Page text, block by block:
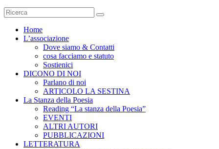
Home
L’associazione
Dove siamo & Contatti
cosa facciamo e statuto
Sostienici
DICONO DI NOI
Parlano di noi
ARTICOLO LA SESTINA
La Stanza della Poesia
Reading “La stanza della Poesia”
EVENTI
ALTRI AUTORI
PUBBLICAZIONI
LETTERATURA